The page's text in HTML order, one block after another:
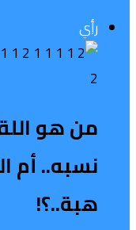
رأي
من هو
نسبه.. أم
هبة..؟!